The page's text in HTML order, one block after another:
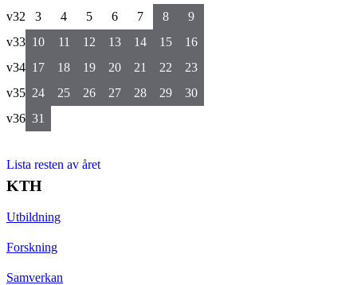
v32
3 4 5 6 7 8
9
v33 10 11 12 13 14 15
16
v34 17 18 19 20 21 22
23
v35 24 25 26 27 28 29
30
v36 31
Lista resten av året
KTH
Utbildning
Forskning
Samverkan